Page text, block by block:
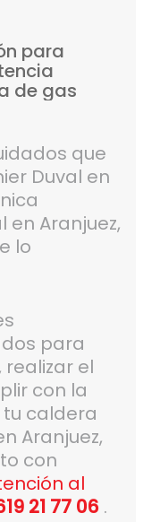
para
de gas
que
Duval en
en Aranjuez,
lo
para
el
con la
caldera
Aranjuez,
con
al
21 77 06 .